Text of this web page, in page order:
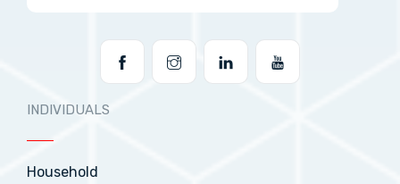
INDIVIDUALS
Household